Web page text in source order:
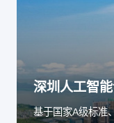
深圳人工智
基于国家A级标准